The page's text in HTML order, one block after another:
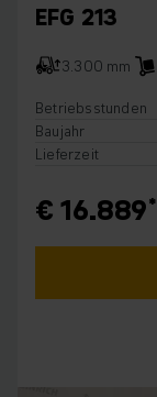
EFG 213
3.300 mm
Betriebsstunden
Baujahr
Lieferzeit
€ 16.889